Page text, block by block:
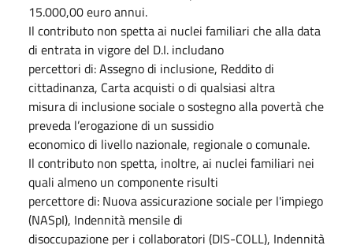
15.000,00 euro annui.
Il contributo non spetta ai nuclei familiari che alla data
di entrata in vigore del D.I. includano
percettori di: Assegno di inclusione, Reddito di
cittadinanza, Carta acquisti o di qualsiasi altra
misura di inclusione sociale o sostegno alla povertà che
preveda l’erogazione di un sussidio
economico di livello nazionale, regionale o comunale.
Il contributo non spetta, inoltre, ai nuclei familiari nei
quali almeno un componente risulti
percettore di: Nuova assicurazione sociale per l'impiego
(NASpI), Indennità mensile di
disoccupazione per i collaboratori (DIS-COLL), Indennità